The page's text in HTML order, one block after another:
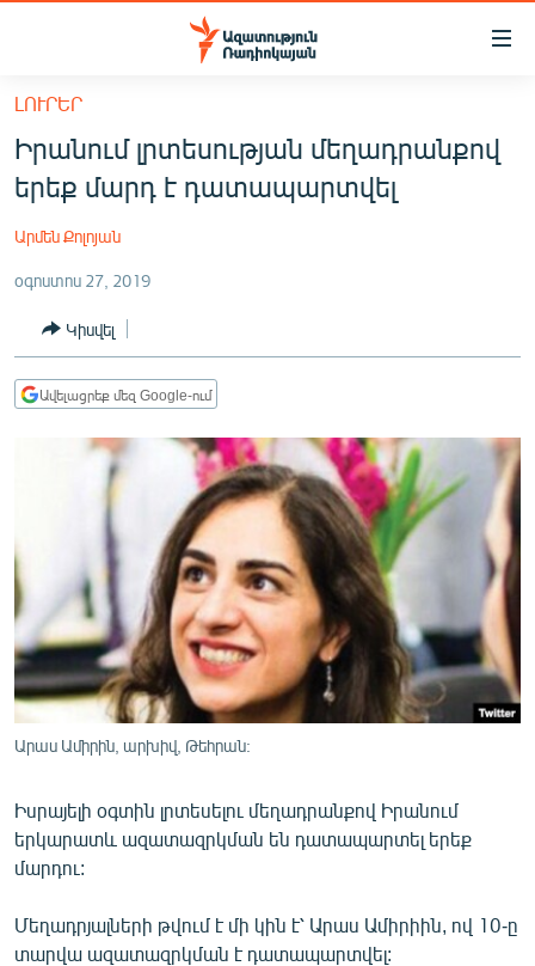
Մատչելիության
հիմնական
բովանդակությանը
Անցնել
հիմնական
մենյուին
ՀԱՅԱՍՏԱՆ
ՔԱՂԱՔԱԿԱՆ
ԸՆՏՐՈՒԹՅՈՒՆՆԵՐ 2026
ԻՐԱՎՈՒՆՔ
ՀԱՍԱՐԱԿՈՒԹՅՈՒՆ
ՏՆՏԵՍՈՒԹՅՈՒՆ
ՊԱՏԵՐԱԶՄԻ 6 ՇԱԲԱԹՆԵՐԸ
ՏԱՐԱԾԱՇՐՋԱՆ
ՄԻՋԱԶԳԱՅԻՆ
ՄՇԱԿՈՒՅԹ
ՍՊՈՐՏ
ՄԵԿՆԱԲԱՆՈՒԹՅՈՒՆ
ՏՏ ԵՒ ԻՆՏԵՐՆԵՏ
ԱՐԽԻՎ
ՏԵՍԱՆՅՈՒԹԵՐ
ՁԳՏԵԼՈՎ ԼԱՎԱԳՈՒՅՆԻՆ
ԼՈՒՐԵՐ
Իրանում լրտեսության մեղադրանքով
երեք մարդ է դատապարտվել
Արմեն Քոլոյան
օգոստոս 27, 2019
Կիսվել
Ավելացրեք մեզ Google-ում
Արաս Ամիրին, արխիվ, Թեհրան:
Իսրայելի օգտին լրտեսելու մեղադրանքով Իրանում
երկարատև ազատազրկման են դատապարտել երեք
մարդու:
Մեղադրյալների թվում է մի կին է՝ Արաս Ամիրիին, ով 10-ը
տարվա ազատազրկման է դատապարտվել: